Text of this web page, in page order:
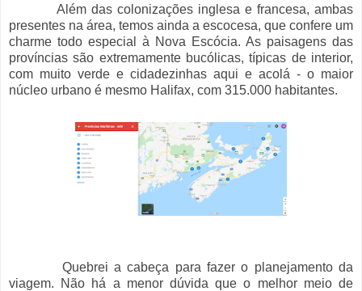
Além das colonizações inglesa e francesa, ambas
presentes na área, temos ainda a escocesa, que confere um
charme todo especial à Nova Escócia. As paisagens das
províncias são extremamente bucólicas, típicas de interior,
com muito verde e cidadezinhas aqui e acolá - o maior
núcleo urbano é mesmo Halifax, com 315.000 habitantes.
Quebrei a cabeça para fazer o planejamento da
viagem. Não há a menor dúvida que o melhor meio de